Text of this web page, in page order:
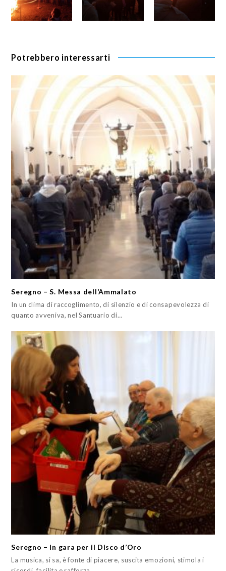
Potrebbero interessarti
Seregno – S. Messa dell’Ammalato
In un clima di raccoglimento, di silenzio e di consapevolezza di
quanto avveniva, nel Santuario di…
Seregno – In gara per il Disco d’Oro
La musica, si sa, è fonte di piacere, suscita emozioni, stimola i